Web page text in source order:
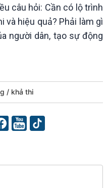
Tin Khoa học & Công nghệ
Kết nối công nghệ
Sống chung với biến đổi
khí hậu
câu hỏi: Cần có lộ trình
và hiệu quả? Phải làm gì
người dân, tạo sự động
khả thi